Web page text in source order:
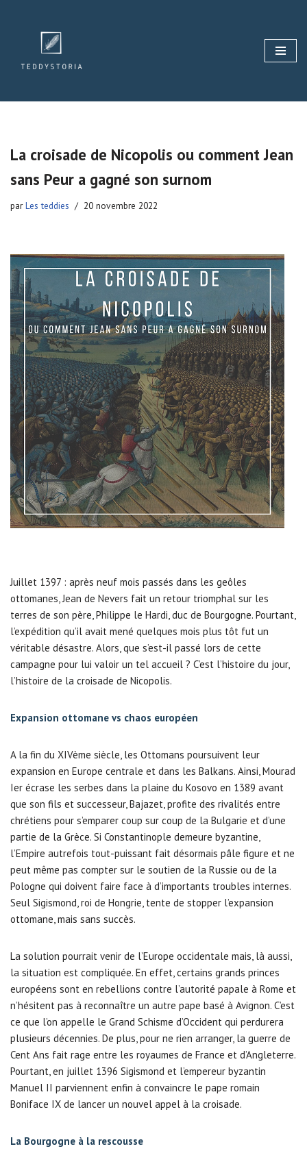
contenu
La croisade de Nicopolis ou comment Jean
sans Peur a gagné son surnom
parLes teddies 20 novembre 2022
Juillet 1397 : après neuf mois passés dans les geôles
ottomanes, Jean de Nevers fait un retour triomphal sur les
terres de son père, Philippe le Hardi, duc de Bourgogne. Pourtant,
l’expédition qu’il avait mené quelques mois plus tôt fut un
véritable désastre. Alors, que s’est-il passé lors de cette
campagne pour lui valoir un tel accueil ? C’est l’histoire du jour,
l’histoire de la croisade de Nicopolis.
Expansion ottomane vs chaos européen
A la fin du XIVème siècle, les Ottomans poursuivent leur
expansion en Europe centrale et dans les Balkans. Ainsi, Mourad
Ier écrase les serbes dans la plaine du Kosovo en 1389 avant
que son fils et successeur, Bajazet, profite des rivalités entre
chrétiens pour s’emparer coup sur coup de la Bulgarie et d’une
partie de la Grèce. Si Constantinople demeure byzantine,
l’Empire autrefois tout-puissant fait désormais pâle figure et ne
peut même pas compter sur le soutien de la Russie ou de la
Pologne qui doivent faire face à d’importants troubles internes.
Seul Sigismond, roi de Hongrie, tente de stopper l’expansion
ottomane, mais sans succès.
La solution pourrait venir de l’Europe occidentale mais, là aussi,
la situation est compliquée. En effet, certains grands princes
européens sont en rebellions contre l’autorité papale à Rome et
n’hésitent pas à reconnaître un autre pape basé à Avignon. C’est
ce que l’on appelle le Grand Schisme d’Occident qui perdurera
plusieurs décennies. De plus, pour ne rien arranger, la guerre de
Cent Ans fait rage entre les royaumes de France et d’Angleterre.
Pourtant, en juillet 1396 Sigismond et l’empereur byzantin
Manuel II parviennent enfin à convaincre le pape romain
Boniface IX de lancer un nouvel appel à la croisade.
La Bourgogne à la rescousse